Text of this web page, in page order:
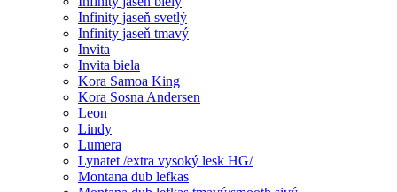
Infinity jaseň svetlý
Infinity jaseň tmavý
Invita
Invita biela
Kora Samoa King
Kora Sosna Andersen
Leon
Lindy
Lumera
Lynatet /extra vysoký lesk HG/
Montana dub lefkas